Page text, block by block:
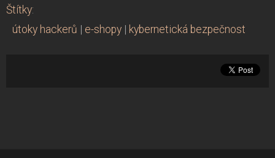
Štítky:
útoky hackerů | e-shopy | kybernetická bezpečnost